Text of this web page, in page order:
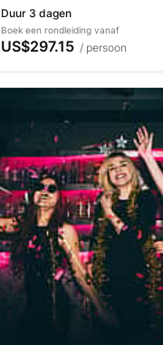
Duur 3 dagen
Boek een rondleiding vanaf
US$297.15 / persoon